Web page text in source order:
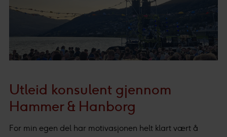
Utleid konsulent gjennom
Hammer & Hanborg
For min egen del har motivasjonen helt klart vært å